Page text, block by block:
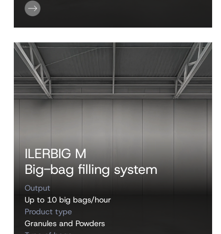
ILERBIG M
Big-bag filling system
Output
Up to 10 big bags/hour
Product type
Granules and Powders